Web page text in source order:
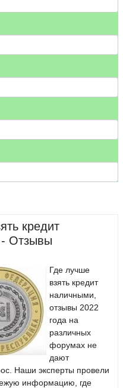
кредит
- Отзывы
Где лучше
взять кредит
наличными,
отзывы 2022
года на
различных
форумах не
дают
Наши эксперты провели
информацию, где